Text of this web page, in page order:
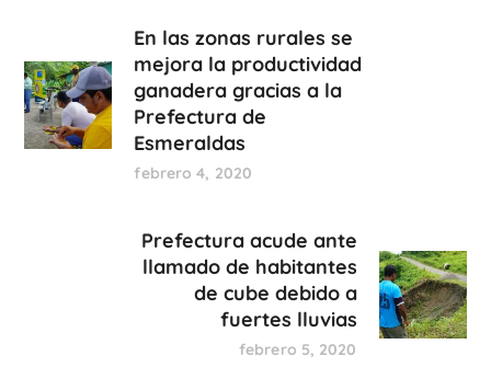
En las zonas rurales se
mejora la productividad
ganadera gracias a la
Prefectura de
Esmeraldas
febrero 4, 2020
Prefectura acude ante
llamado de habitantes
de cube debido a
fuertes lluvias
febrero 5, 2020